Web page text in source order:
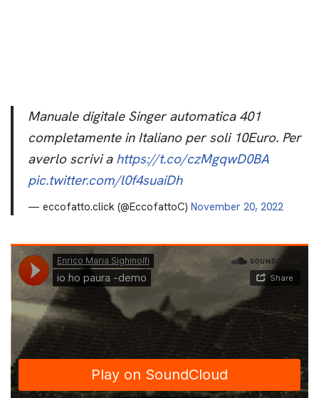
Manuale digitale Singer automatica 401
completamente in Italiano per soli 10Euro. Per
averlo scrivi a https://t.co/czMgqwD0BA
pic.twitter.com/l0f4suaiDh
— eccofatto.click (@EccofattoC) November 20, 2022